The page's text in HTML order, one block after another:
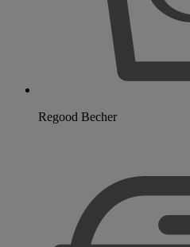
Regood Becher